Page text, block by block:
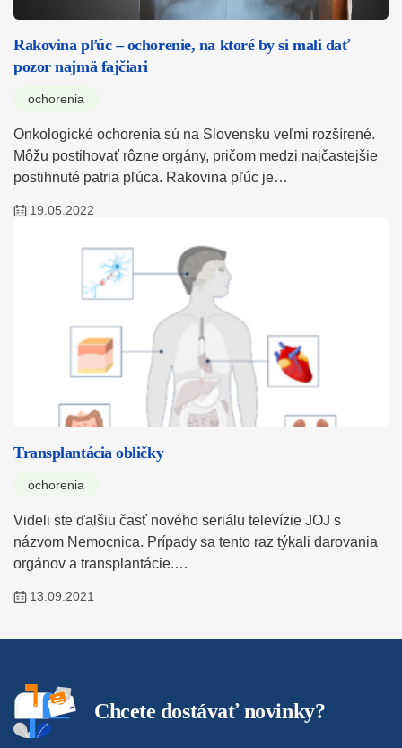
Rakovina pľúc – ochorenie, na ktoré by si mali dať
pozor najmä fajčiari
ochorenia
Onkologické ochorenia sú na Slovensku veľmi rozšírené.
Môžu postihovať rôzne orgány, pričom medzi najčastejšie
postihnuté patria pľúca. Rakovina pľúc je…
19.05.2022
Transplantácia obličky
ochorenia
Videli ste ďalšiu časť nového seriálu televízie JOJ s
názvom Nemocnica. Prípady sa tento raz týkali darovania
orgánov a transplantácie.…
13.09.2021
Chcete dostávať novinky?